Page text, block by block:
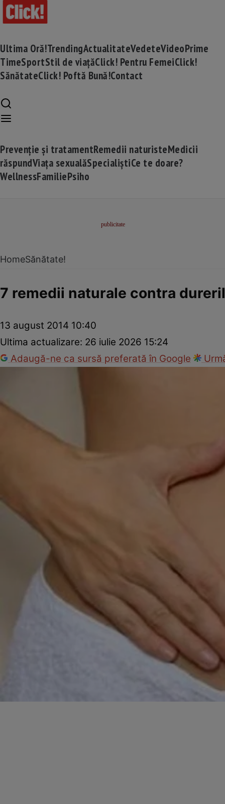
Ultima Oră!TrendingActualitateVedeteVideoPrime
TimeSportStil de viațăClick! Pentru FemeiClick!
SănătateClick! Poftă Bună!Contact
Prevenție și tratamentRemedii naturisteMedicii
răspundViața sexualăSpecialiștiCe te doare?
WellnessFamiliePsiho
HomeSănătate!
7 remedii naturale contra
13 august 2014 10:40
Ultima actualizare: 26 iulie 2026 15:24
Adaugă-ne ca sursă preferată în Google